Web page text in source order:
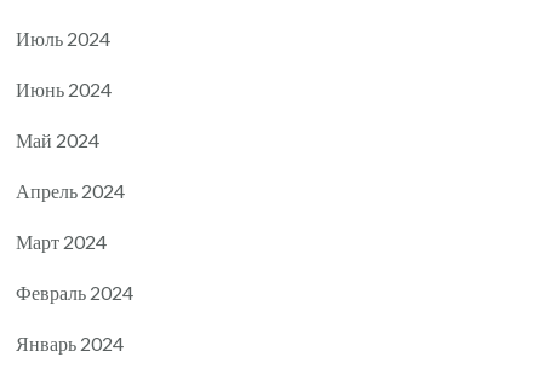
Июль 2024
Июнь 2024
Май 2024
Апрель 2024
Март 2024
Февраль 2024
Январь 2024